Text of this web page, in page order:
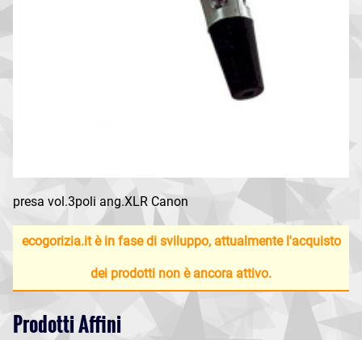
presa vol.3poli ang.XLR Canon
ecogorizia.it è in fase di sviluppo, attualmente l'acquisto
dei prodotti non è ancora attivo.
Prodotti Affini